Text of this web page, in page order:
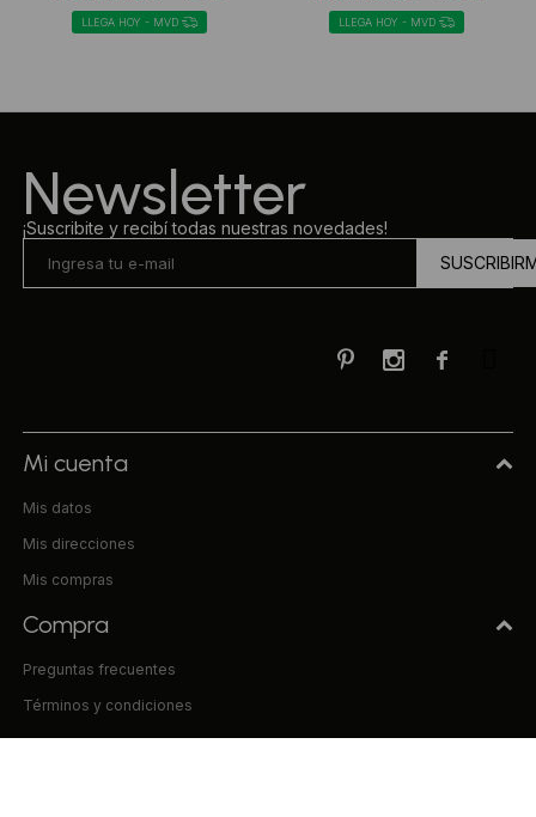
LLEGA HOY - MVD LLEGA HOY - MVD
Newsletter
¡Suscribite y recibí todas nuestras novedades!

 
Mi cuenta
Mis datos
Mis direcciones
Mis compras
Compra
Preguntas frecuentes
Términos y condiciones